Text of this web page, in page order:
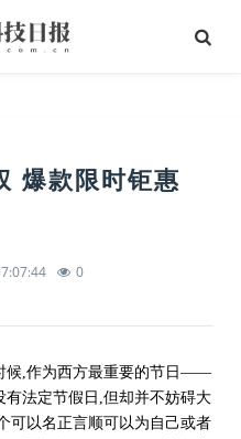
爆款限时钜惠
0
候,作为西方最重要的节日——
法定节假日,但却并不妨碍大
可以名正言顺可以为自己或者